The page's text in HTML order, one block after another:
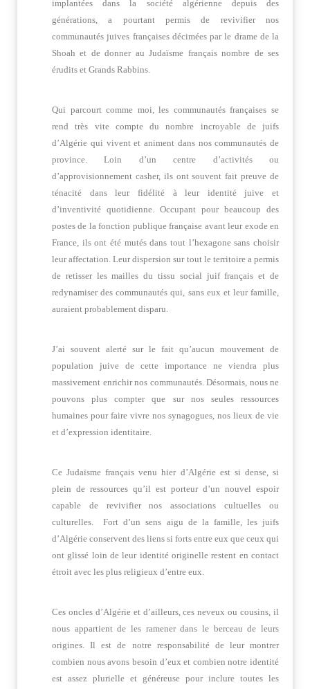
implantées dans la société algérienne depuis des
générations, a pourtant permis de revivifier nos
communautés juives françaises décimées par le drame de la
Shoah et de donner au Judaïsme français nombre de ses
érudits et Grands Rabbins.
Qui parcourt comme moi, les communautés françaises se
rend très vite compte du nombre incroyable de juifs
d’Algérie qui vivent et animent dans nos communautés de
province. Loin d’un centre d’activités ou
d’approvisionnement casher, ils ont souvent fait preuve de
ténacité dans leur fidélité à leur identité juive et
d’inventivité quotidienne. Occupant pour beaucoup des
postes de la fonction publique française avant leur exode en
France, ils ont été mutés dans tout l’hexagone sans choisir
leur affectation. Leur dispersion sur tout le territoire a permis
de retisser les mailles du tissu social juif français et de
redynamiser des communautés qui, sans eux et leur famille,
auraient probablement disparu.
J’ai souvent alerté sur le fait qu’aucun mouvement de
population juive de cette importance ne viendra plus
massivement enrichir nos communautés. Désormais, nous ne
pouvons plus compter que sur nos seules ressources
humaines pour faire vivre nos synagogues, nos lieux de vie
et d’expression identitaire.
Ce Judaïsme français venu hier d’Algérie est si dense, si
plein de ressources qu’il est porteur d’un nouvel espoir
capable de revivifier nos associations cultuelles ou
culturelles. Fort d’un sens aigu de la famille, les juifs
d’Algérie conservent des liens si forts entre eux que ceux qui
ont glissé loin de leur identité originelle restent en contact
étroit avec les plus religieux d’entre eux.
Ces oncles d’Algérie et d’ailleurs, ces neveux ou cousins, il
nous appartient de les ramener dans le berceau de leurs
origines. Il est de notre responsabilité de leur montrer
combien nous avons besoin d’eux et combien notre identité
est assez plurielle et généreuse pour inclure toutes les